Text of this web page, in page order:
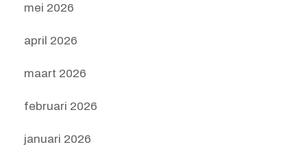
mei 2026
april 2026
maart 2026
februari 2026
januari 2026